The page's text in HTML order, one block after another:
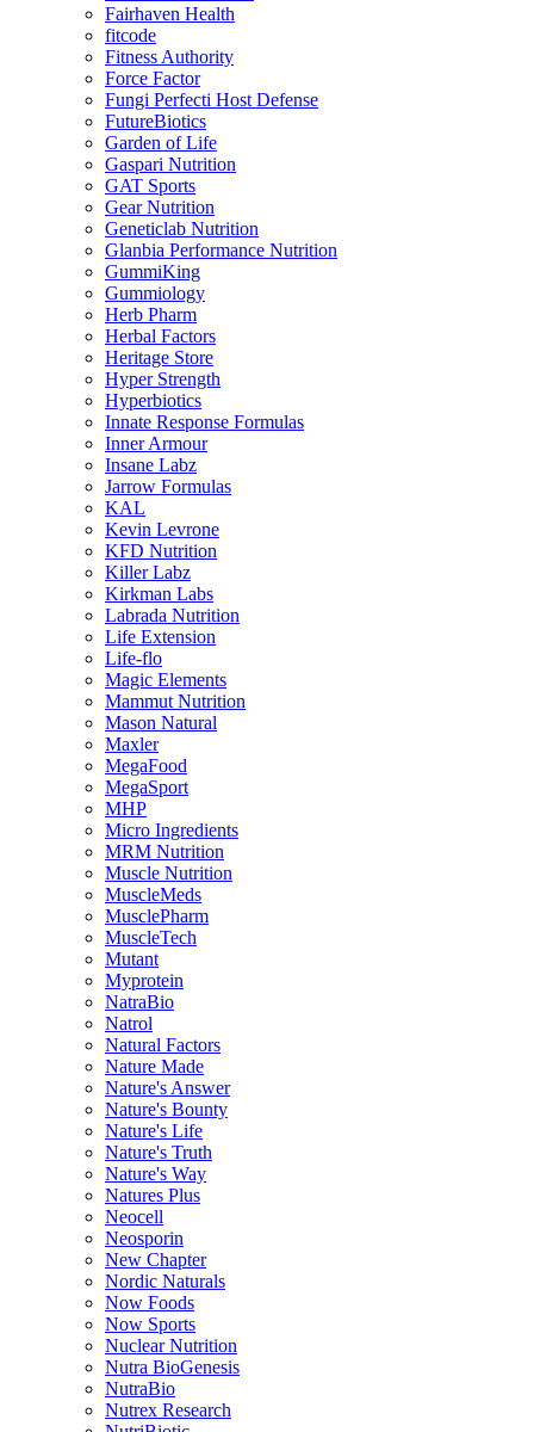
Fairhaven Health
fitcode
Fitness Authority
Force Factor
Fungi Perfecti Host Defense
FutureBiotics
Garden of Life
Gaspari Nutrition
GAT Sports
Gear Nutrition
Geneticlab Nutrition
Glanbia Performance Nutrition
GummiKing
Gummiology
Herb Pharm
Herbal Factors
Heritage Store
Hyper Strength
Hyperbiotics
Innate Response Formulas
Inner Armour
Insane Labz
Jarrow Formulas
KAL
Kevin Levrone
KFD Nutrition
Killer Labz
Kirkman Labs
Labrada Nutrition
Life Extension
Life-flo
Magic Elements
Mammut Nutrition
Mason Natural
Maxler
MegaFood
MegaSport
MHP
Micro Ingredients
MRM Nutrition
Muscle Nutrition
MuscleMeds
MusclePharm
MuscleTech
Mutant
Myprotein
NatraBio
Natrol
Natural Factors
Nature Made
Nature's Answer
Nature's Bounty
Nature's Life
Nature's Truth
Nature's Way
Natures Plus
Neocell
Neosporin
New Chapter
Nordic Naturals
Now Foods
Now Sports
Nuclear Nutrition
Nutra BioGenesis
NutraBio
Nutrex Research